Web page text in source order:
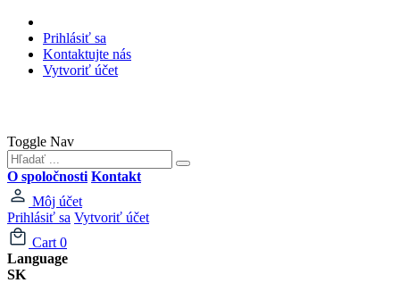
Prihlásiť sa
Kontaktujte nás
Vytvoriť účet
Toggle Nav
O spoločnosti Kontakt
Môj účet
Prihlásiť sa Vytvoriť účet
Cart 0
Language
SK